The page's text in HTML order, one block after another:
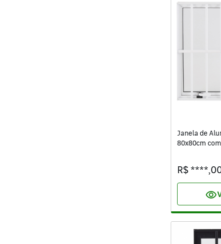
Janela de
80x80cm
R$
visibility